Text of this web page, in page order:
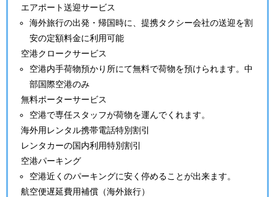
エアポート送迎サービス
海外旅行の出発・帰国時に、提携タクシー会社の送迎を割
安の定額料金に利用可能
空港クロークサービス
空港内手荷物預かり所にて無料で荷物を預けられます。中
部国際空港のみ
無料ポーターサービス
空港で専任スタッフが荷物を運んでくれます。
海外用レンタル携帯電話特別割引
レンタカーの国内利用特別割引
空港パーキング
空港近くのパーキングに安く停めることが出来ます。
航空便遅延費用補償 （海外旅行）